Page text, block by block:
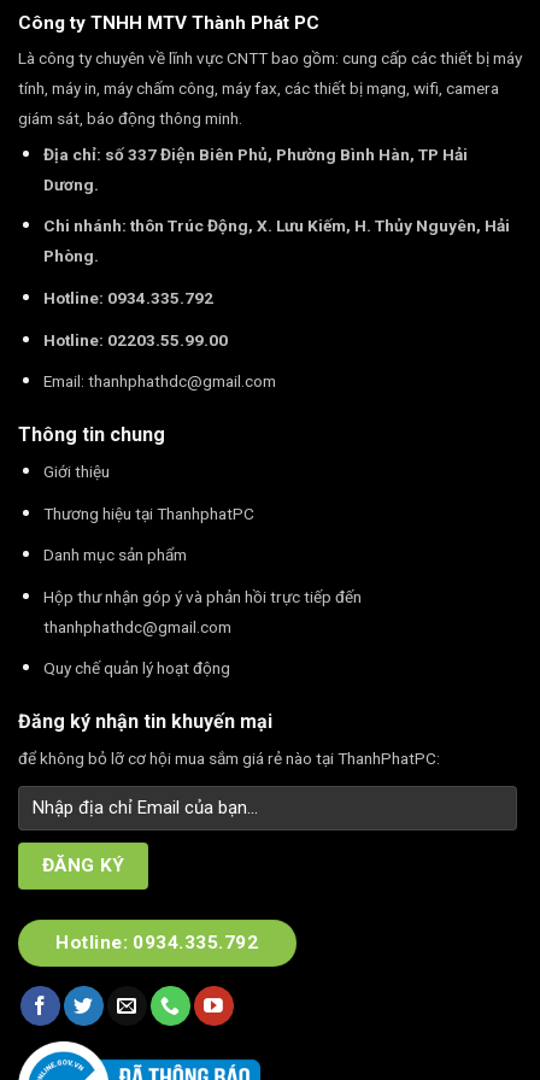
Công ty TNHH MTV Thành Phát PC
Là công ty chuyên về lĩnh vực CNTT bao gồm: cung cấp các thiết bị máy
tính, máy in, máy chấm công, máy fax, các thiết bị mạng, wifi, camera
giám sát, báo động thông minh.
Địa chỉ: số 337 Điện Biên Phủ, Phường Bình Hàn, TP Hải
Dương.
Chi nhánh: thôn Trúc Động, X. Lưu Kiếm, H. Thủy Nguyên, Hải
Phòng.
Hotline: 0934.335.792
Hotline: 02203.55.99.00
Email: thanhphathdc@gmail.com
Thông tin chung
Giới thiệu
Thương hiệu tại ThanhphatPC
Danh mục sản phẩm
Hộp thư nhận góp ý và phản hồi trực tiếp đến
thanhphathdc@gmail.com
Quy chế quản lý hoạt động
Đăng ký nhận tin khuyến mại
để không bỏ lỡ cơ hội mua sắm giá rẻ nào tại ThanhPhatPC:
Hotline: 0934.335.792